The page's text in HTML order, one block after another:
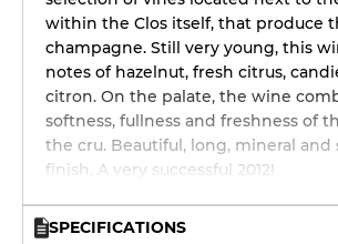
within the Clos itself, that produce
champagne. Still very young, this
notes of hazelnut, fresh citrus,
citron. On the palate, the wine
softness, fullness and freshness of
the cru. Beautiful, long, mineral and
finish. A very successful 2012!
SPECIFICATIONS